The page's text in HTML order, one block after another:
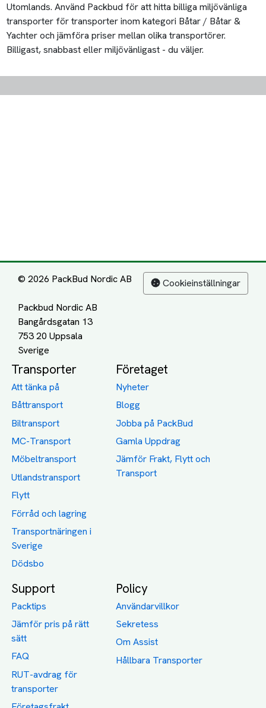
Utomlands. Använd Packbud för att hitta billiga miljövänliga
transporter för transporter inom kategori Båtar / Båtar &
Yachter och jämföra priser mellan olika transportörer.
Billigast, snabbast eller miljövänligast - du väljer.
© 2026 PackBud Nordic AB
Packbud Nordic AB
Bangårdsgatan 13
753 20 Uppsala
Cookieinställningar
Transporter
Att tänka på
Båttransport
Biltransport
MC-Transport
Möbeltransport
Utlandstransport
Flytt
Förråd och lagring
Transportnäringen i
Sverige
Dödsbo
Företaget
Nyheter
Blogg
Jobba på PackBud
Gamla Uppdrag
Jämför Frakt, Flytt och
Transport
Support
Packtips
Jämför pris på rätt
sätt
FAQ
RUT-avdrag för
transporter
Policy
Användarvillkor
Sekretess
Om Assist
Hållbara Transporter